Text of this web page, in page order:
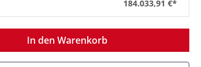
184.033,91 €*
Wert ein oder
In den Warenkorb